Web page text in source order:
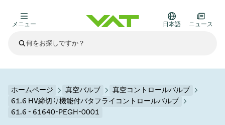
ニュース
日本語
メニュー
真空バルブ
ホームページ 真空バルブ
真空コントロールバルブ
61.6 HV締切り機能付バタフライコントロールバルブ
61.6 - 61640-PEGH-0001